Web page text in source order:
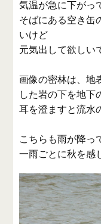
気温が急に下がっ
そばにある空き缶
いけど
元気出して欲しい
画像の密林は、地
した岩の下を地下
耳を澄ますと流水
こちらも雨が降っ
一雨ごとに秋を感